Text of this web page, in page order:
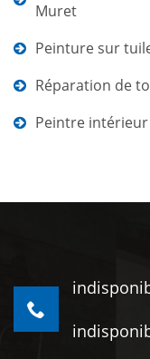
Muret
Peinture sur
Réparation de
Peintre